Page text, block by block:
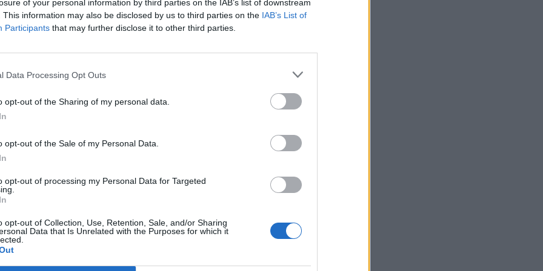
of your personal information by third parties on the IAB’s list of downstream
This information may also be disclosed by us to third parties on the IAB’s List of
Participants that may further disclose it to other third parties.
Data Processing Opt Outs
opt-out of the Sharing of my personal data.
opt-out of the Sale of my Personal Data.
opt-out of processing my Personal Data for Targeted
opt-out of Collection, Use, Retention, Sale, and/or Sharing
Data that Is Unrelated with the Purposes for which it
δικαιούχων την προηγούμενη εργάσιμη δηλαδή, την
2025 τις συντάξεις
οι κύριες συντάξεις των τέως Ταμείων
ΔΕΗ, ΛΟΙΠΩΝ ΕΝΤΑΣΣΟΜΕΝΩΝ (ΤΣΕΑΠΓΣΟ, ΤΣΠ-
και οι κύριες και οι επικουρικές συντάξεις του
εργάσιμη, δηλαδή στις 28 του μήνα θα γίνει η πίστωση
λογαριασμούς των δικαιούχων.
τραυματίζεται σοβαρά
από λάθος στην άσκηση
περπατήσει ποτέ ξανά